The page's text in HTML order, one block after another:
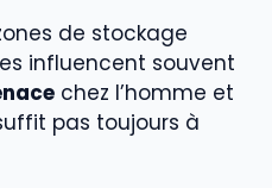
de stockage
influencent souvent
chez l’homme et
pas toujours à